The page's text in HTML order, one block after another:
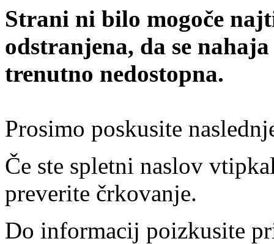
Strani ni bilo mogoče
odstranjena, da se
trenutno nedostopna.
Prosimo poskusite
Če ste spletni naslov
preverite črkovanje.
Do informacij poizkusite